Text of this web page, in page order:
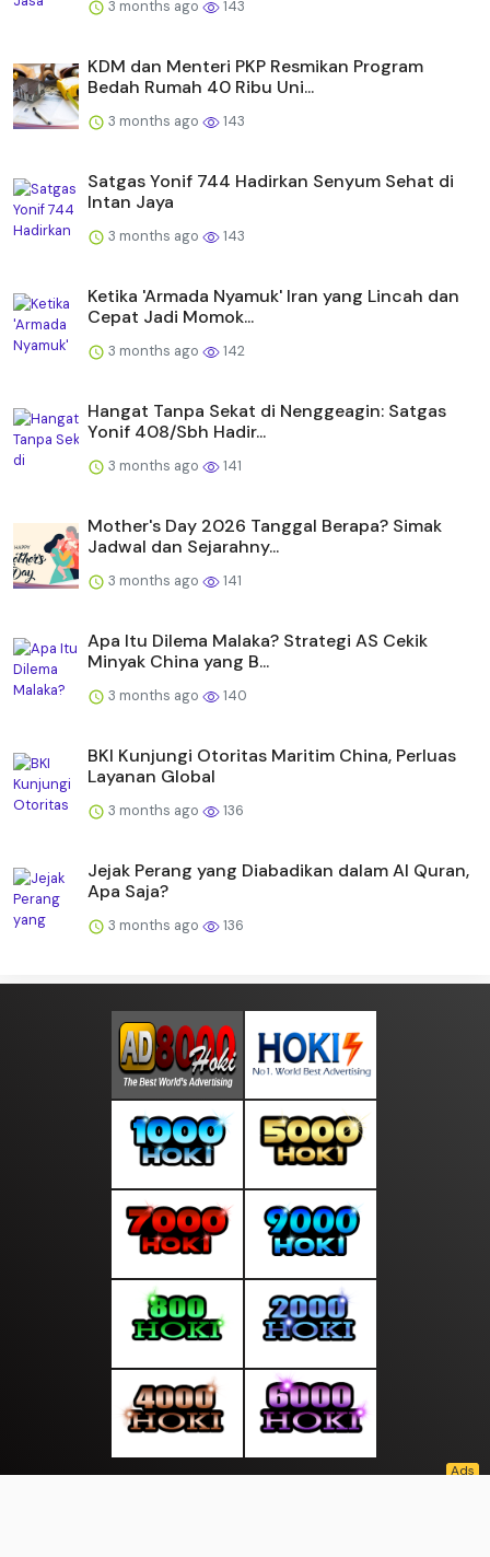
3 months ago 143
KDM dan Menteri PKP Resmikan Program
Bedah Rumah 40 Ribu Uni...
3 months ago 143
Satgas Yonif 744 Hadirkan Senyum Sehat di
Intan Jaya
3 months ago 143
Ketika 'Armada Nyamuk' Iran yang Lincah dan
Cepat Jadi Momok...
3 months ago 142
Hangat Tanpa Sekat di Nenggeagin: Satgas
Yonif 408/Sbh Hadir...
3 months ago 141
Mother's Day 2026 Tanggal Berapa? Simak
Jadwal dan Sejarahny...
3 months ago 141
Apa Itu Dilema Malaka? Strategi AS Cekik
Minyak China yang B...
3 months ago 140
BKI Kunjungi Otoritas Maritim China, Perluas
Layanan Global
3 months ago 136
Jejak Perang yang Diabadikan dalam Al Quran,
Apa Saja?
3 months ago 136